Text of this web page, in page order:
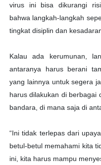
virus ini bisa dikurangi
bahwa langkah-langkah
tingkat disiplin dan
Kalau ada kerumunan,
antaranya harus berani
yang lainnya untuk segera
harus dilakukan di berbagai
bandara, di mana saja di
“Ini tidak terlepas dari
betul-betul memahami kita
ini, kita harus mampu